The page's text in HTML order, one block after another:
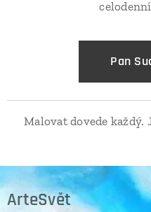
Pan
Malovat dovede každý.
ArteSvět